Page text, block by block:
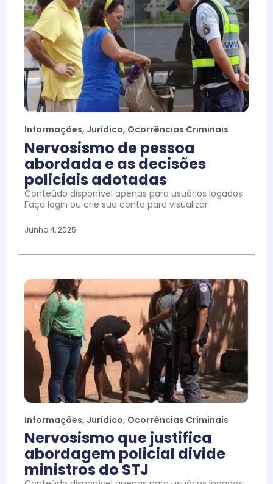
Informações, Jurídico, Ocorrências Criminais
Nervosismo de pessoa
abordada e as decisões
policiais adotadas
Conteúdo disponível apenas para usuários logados
Faça login ou crie sua conta para visualizar
Junho 4, 2025
Informações, Jurídico, Ocorrências Criminais
Nervosismo que justifica
abordagem policial divide
ministros do STJ